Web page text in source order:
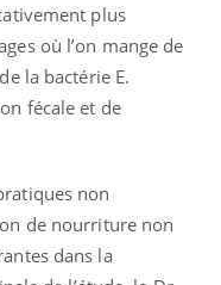
plus
où l’on mange de
la bactérie E.
fécale et de
non
de nourriture non
dans la